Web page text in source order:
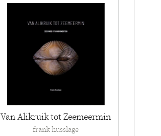
Van Alikruik tot Zeemeermin
frank husslage